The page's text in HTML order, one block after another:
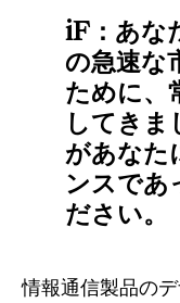
iF：あな
の急速な
ために、
してきま
があなた
ンスであ
ださい。
情報通信製品の